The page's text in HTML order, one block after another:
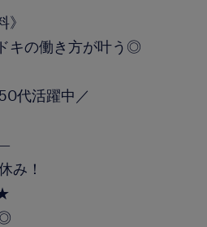
》
キの働き方が叶う◎
代活躍中／
み！